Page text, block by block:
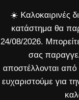
☀️ Καλοκαιρινές
κατάστημα θα
24/08/2026.
σας
αποστέλλονται από
ευχαριστούμε για
στο
περιεχόμενο
ποσότητα